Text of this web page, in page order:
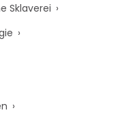
Sklaverei